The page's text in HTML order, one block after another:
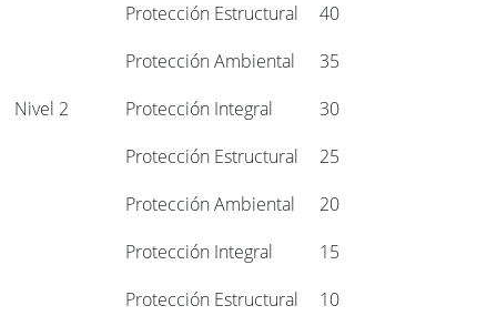
Protección Estructural
40
Protección Ambiental
35
Nivel 2
Protección Integral
30
Protección Estructural
25
Protección Ambiental
20
Protección Integral
15
Protección Estructural
10